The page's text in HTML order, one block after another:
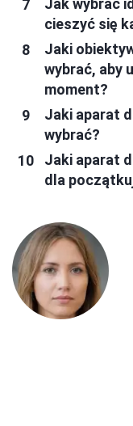
Jak wybrać
cieszyć się
Jaki
wybrać, aby
moment?
Jaki aparat
wybrać?
Jaki aparat
dla